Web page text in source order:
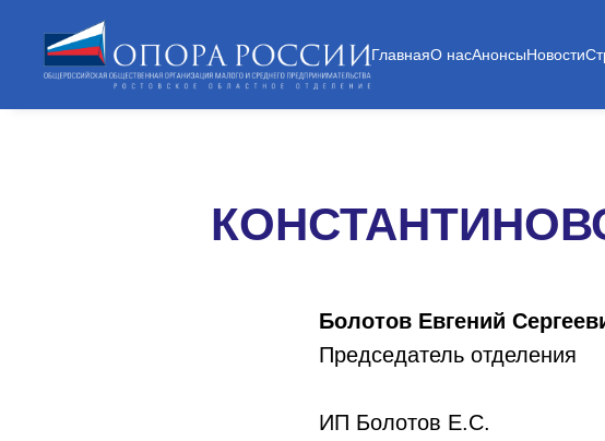
ГлавнаяО насАнонсыНовости
Болотов Евгений
Председатель отделения
ИП Болотов Е.С.